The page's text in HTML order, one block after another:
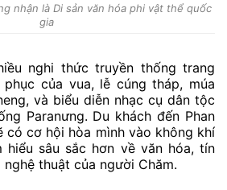
nhận là Di sản văn hóa phi vật thể quốc
gia
nghi thức truyền thống trang
của vua, lễ cúng tháp, múa
và biểu diễn nhạc cụ dân tộc
Paranưng. Du khách đến Phan
có cơ hội hòa mình vào không khí
sâu sắc hơn về văn hóa, tín
thuật của người Chăm.